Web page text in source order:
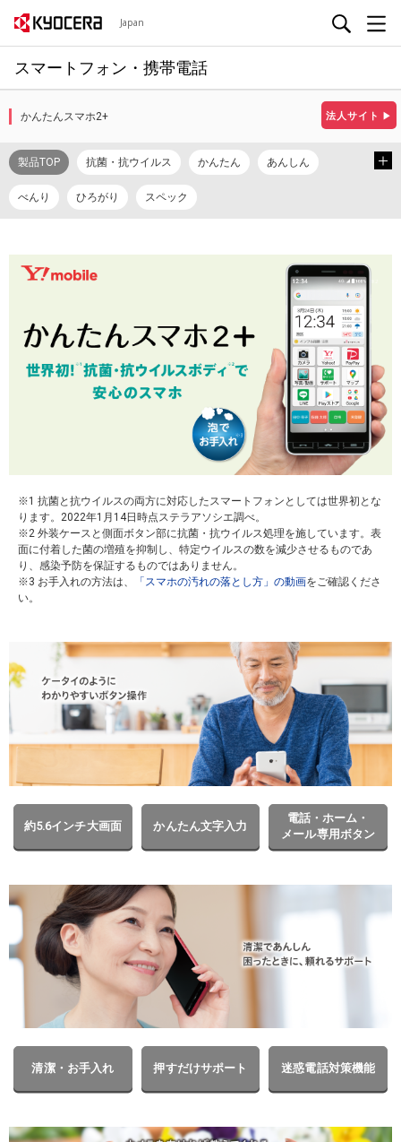
Japan
スマートフォン・携帯電話
法人サイト ▶
かんたんスマホ2+
製品TOP 抗菌・抗ウイルス かんたん あんしん
べんり ひろがり スペック
使い方動画
※1 抗菌と抗ウイルスの両方に対応したスマートフォンとしては世界初とな
ります。2022年1月14日時点ステラアソシエ調べ。
※2 外装ケースと側面ボタン部に抗菌・抗ウイルス処理を施しています。表
面に付着した菌の増殖を抑制し、特定ウイルスの数を減少させるものであ
り、感染予防を保証するものではありません。
※3 お手入れの方法は、
「スマホの汚れの落とし方」の動画をご確認くださ
い。
約5.6インチ大画面 かんたん文字入力
電話・ホーム・
メール専用ボタン
清潔・お手入れ 押すだけサポート 迷惑電話対策機能